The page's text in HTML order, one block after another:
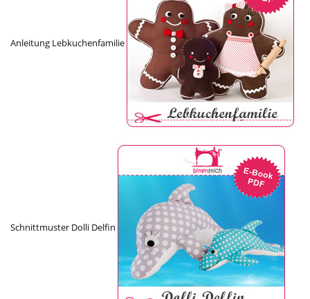
Anleitung Lebkuchenfamilie
Schnittmuster Dolli Delfin